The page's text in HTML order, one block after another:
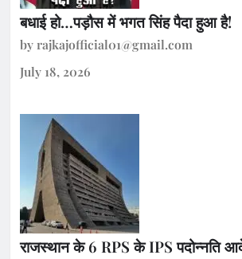
बधाई हो…पड़ौस में भगत सिंह पैदा हुआ है!
by rajkajofficial01@gmail.com
July 18, 2026
राजस्थान के 6 RPS के IPS पदोन्नति